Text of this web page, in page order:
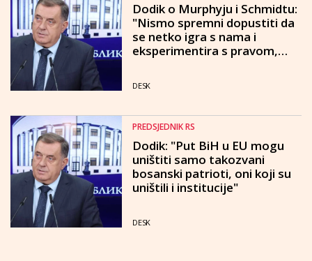
Dodik o Murphyju i Schmidtu:
"Nismo spremni dopustiti da
se netko igra s nama i
eksperimentira s pravom,
DESK
PREDSJEDNIK RS
Dodik: "Put BiH u EU mogu
uništiti samo takozvani
bosanski patrioti, oni koji su
uništili i institucije"
DESK